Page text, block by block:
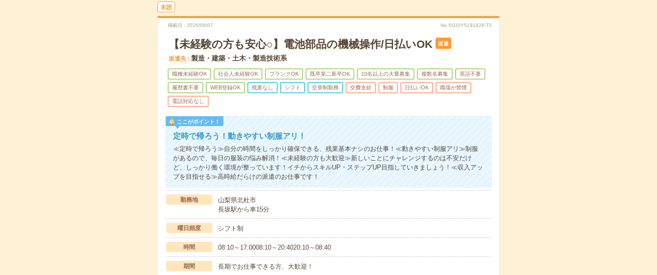
未読
掲載日 2026/08/07 No.SGSIY5191428-T3
【未経験の方も安心○】電池部品の機械操作/日払いOK 派遣
派遣先 製造・建築・土木・製造技術系
職種未経験OK 社会人未経験OK ブランクOK 既卒第二新卒OK 10名以上の大量募集 複数名募集 英語不要
履歴書不要 WEB登録OK 残業なし シフト 交替制勤務 交費支給 制服 日払いOK 職場が禁煙
電話対応なし
ここがポイント！
定時で帰ろう！動きやすい制服アリ！
≪定時で帰ろう≫自分の時間をしっかり確保できる、残業基本ナシのお仕事！≪動きやすい制服アリ≫制服
があるので、毎日の服装の悩み解消！≪未経験の方も大歓迎≫新しいことにチャレンジするのは不安だけ
ど、しっかり働く環境が整っています！イチからスキルUP・ステップUP目指していきましょう！≪収入アッ
プを目指せる≫高時給だらけの派遣のお仕事です！
勤務地
山梨県北杜市
長坂駅から車15分
曜日頻度 シフト制
時間 08:10～17:0008:10～20:4020:10～08:40
期間 長期でお仕事できる方、大歓迎！